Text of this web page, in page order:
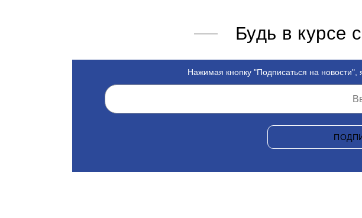
Будь в курсе
Нажимая кнопку "Подписаться на